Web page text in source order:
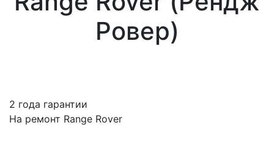
Ровер)
2 года гарантии
На ремонт Range Rover